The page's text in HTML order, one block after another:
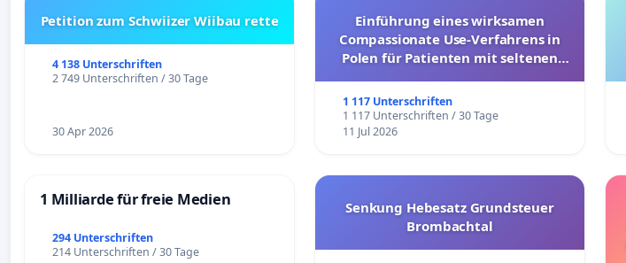
Petition zum Schwiizer Wiibau rette
4 138 Unterschriften
2 749 Unterschriften / 30 Tage
30 Apr 2026
Einführung eines wirksamen
Compassionate Use-Verfahrens in
Polen für Patienten mit seltenen
1 117 Unterschriften
1 117 Unterschriften / 30 Tage
11 Jul 2026
1 Milliarde für freie Medien
294 Unterschriften
214 Unterschriften / 30 Tage
Senkung Hebesatz Grundsteuer
Brombachtal